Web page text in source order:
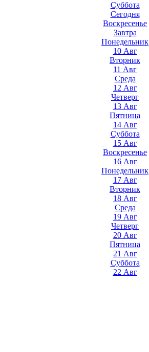
Суббота
Сегодня
Воскресенье
Завтра
Понедельник
10 Авг
Вторник
11 Авг
Среда
12 Авг
Четверг
13 Авг
Пятница
14 Авг
Суббота
15 Авг
Воскресенье
16 Авг
Понедельник
17 Авг
Вторник
18 Авг
Среда
19 Авг
Четверг
20 Авг
Пятница
21 Авг
Суббота
22 Авг